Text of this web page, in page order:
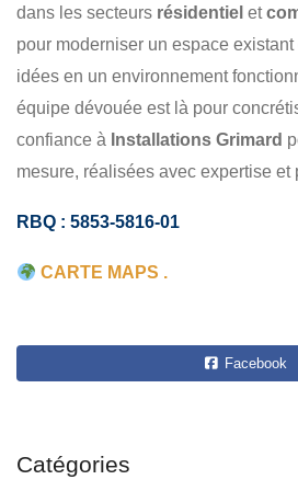
COMMERCIAL
dans les secteurs résidentiel et
pour moderniser un espace
idées en un environnement
équipe dévouée est là pour
confiance à Installations Grimard
mesure, réalisées avec expertise et
RBQ : 5853-5816-01
CARTE MAPS .
Facebook
Catégories